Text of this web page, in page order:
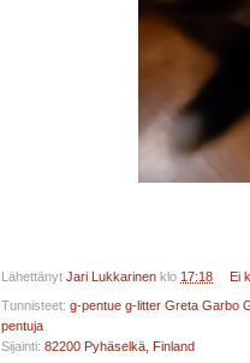
Lähettänyt Jari Lukkarinen klo 17:18 Ei
Tunnisteet: g-pentue g-litter Greta Garbo
pentuja
Sijainti: 82200 Pyhäselkä, Finland